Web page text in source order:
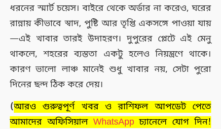
ধরনের স্মার্ট চয়েস। বাইরে থেকে অর্ডার না করেও, ঘরের
রান্নায় কীভাবে স্বাদ, পুষ্টি আর তৃপ্তি একসঙ্গে পাওয়া যায়
—এই খাবার তারই উদাহরণ। দুপুরের প্লেটে এই মেনু
থাকলে, শহরের ব্যস্ততা একটু হলেও নিয়ন্ত্রণে থাকে।
কারণ ভালো লাঞ্চ মানেই শুধু খাবার নয়, সেটা পুরো
দিনের ছন্দ ঠিক করে দেয়।
(আরও গুরুত্বপূর্ণ খবর ও রাশিফল আপডেট পেতে
আমাদের অফিসিয়াল WhatsAppচ্যানেলে যোগ দিন!